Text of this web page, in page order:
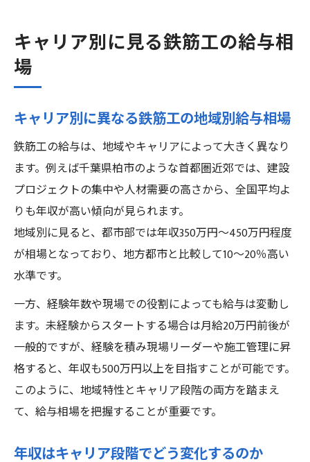
キャリア別に見る鉄筋工の給与相
場
キャリア別に異なる鉄筋工の地域別給与相場
鉄筋工の給与は、地域やキャリアによって大きく異なり
ます。例えば千葉県柏市のような首都圏近郊では、建設
プロジェクトの集中や人材需要の高さから、全国平均よ
りも年収が高い傾向が見られます。
地域別に見ると、都市部では年収350万円〜450万円程度
が相場となっており、地方都市と比較して10〜20％高い
水準です。
一方、経験年数や現場での役割によっても給与は変動し
ます。未経験からスタートする場合は月給20万円前後が
一般的ですが、経験を積み現場リーダーや施工管理に昇
格すると、年収も500万円以上を目指すことが可能です。
このように、地域特性とキャリア段階の両方を踏まえ
て、給与相場を把握することが重要です。
年収はキャリア段階でどう変化するのか